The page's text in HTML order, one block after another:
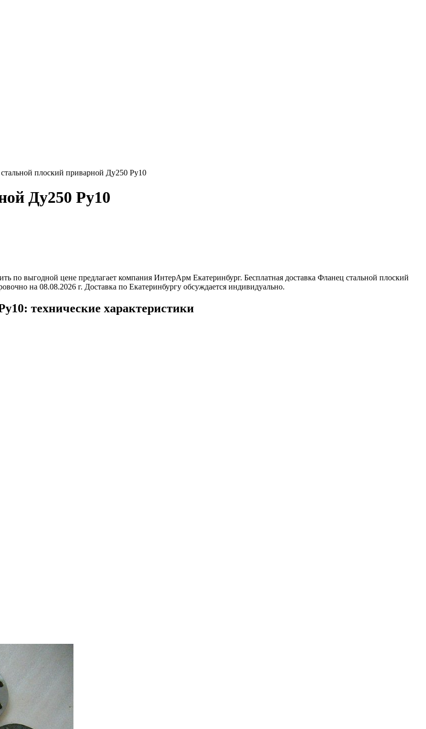
плоский приварной Ду250 Ру10
Ду250 Ру10
по выгодной цене предлагает компания ИнтерАрм Екатеринбург. Бесплатная доставка Фланец стальной плоский
на 08.08.2026 г. Доставка по Екатеринбургу обсуждается индивидуально.
технические характеристики